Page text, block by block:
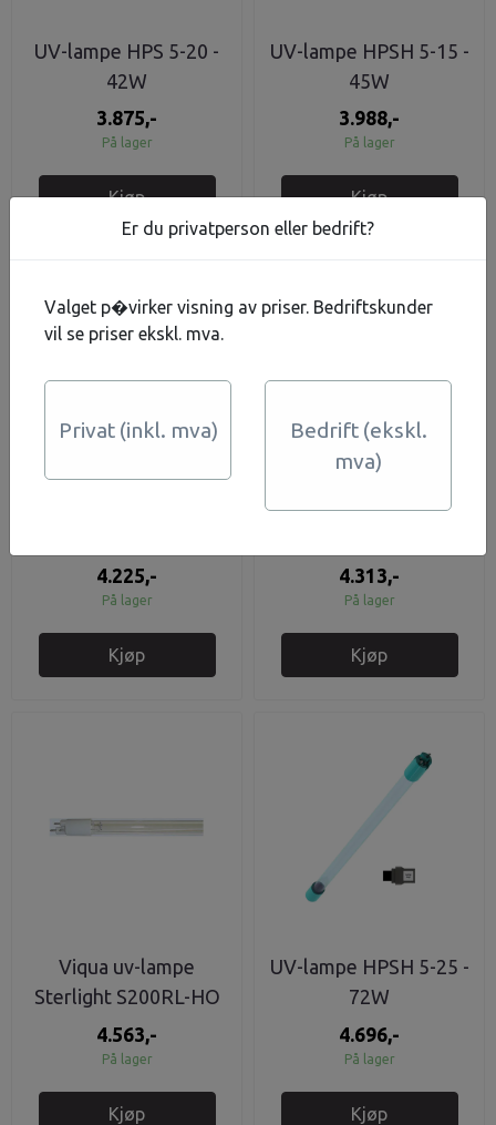
UV-lampe HPS 5-20 -
42W
3.875,-
På lager
Kjøp
UV-lampe HPSH 5-15 -
45W
3.988,-
På lager
Kjøp
4.225,-
På lager
Kjøp
UV-lampe UVmax 40W
4.313,-
På lager
Kjøp
Viqua uv-lampe
Sterlight S200RL-HO
4.563,-
På lager
Kjøp
UV-lampe HPSH 5-25 -
72W
4.696,-
På lager
Kjøp
Er du privatperson eller bedrift?
Valget p�virker visning av priser. Bedriftskunder
vil se priser ekskl. mva.
Privat (inkl. mva)
Bedrift (ekskl.
mva)